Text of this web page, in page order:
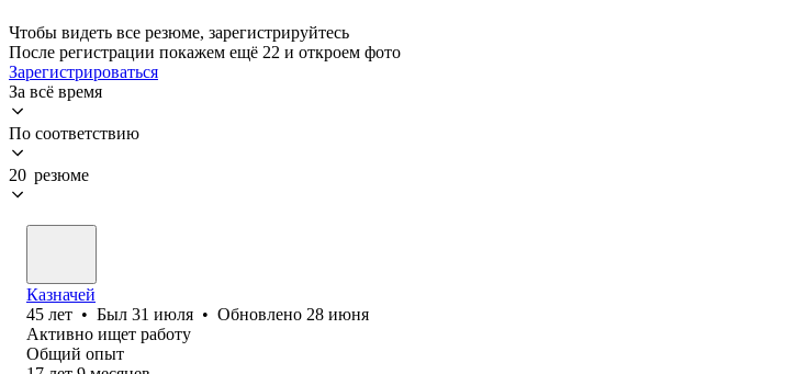
Чтобы видеть все резюме, зарегистрируйтесь
После регистрации покажем ещё 22 и откроем фото
Зарегистрироваться
За всё время
По соответствию
20 резюме
Казначей
45 лет • Был 31 июля • Обновлено 28 июня
Активно ищет работу
Общий опыт